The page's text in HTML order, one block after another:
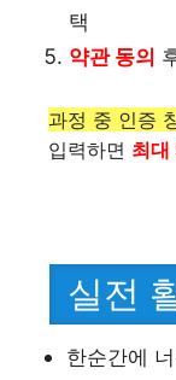
택
약관 동의
과정 중 인증
입력하면 최대
실전
한순간에